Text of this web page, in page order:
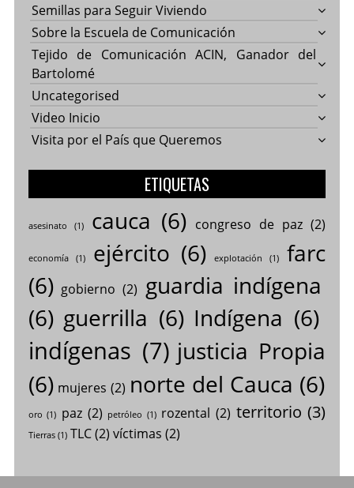
Semillas para Seguir Viviendo
Sobre la Escuela de Comunicación
Tejido de Comunicación ACIN, Ganador del
Bartolomé
Uncategorised
Video Inicio
Visita por el País que Queremos
ETIQUETAS
asesinato (1) cauca (6) congreso de paz(2)
economía(1) ejército (6) explotación (1)
farc
(6) gobierno (2) guardia indígena
(6) guerrilla (6) Indígena (6)
indígenas (7) justicia Propia
(6) mujeres (2) norte del Cauca (6)
oro (1) paz (2) petróleo (1) rozental (2) territorio (3)
Tierras(1) TLC(2) víctimas (2)